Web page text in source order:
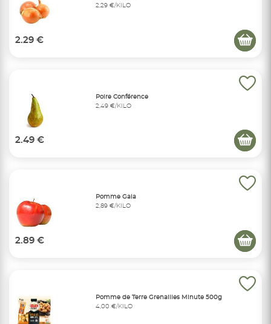
2,29 €/KILO
2.29 €
Poire Conférence
2,49 €/KILO
2.49 €
Pomme Gala
2,89 €/KILO
2.89 €
Pomme de Terre Grenailles Minute 500g
4,00 €/KILO